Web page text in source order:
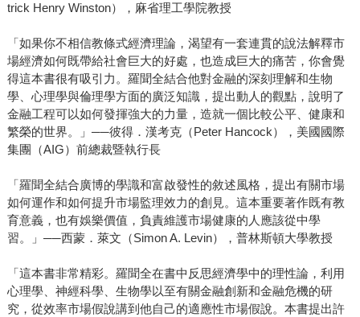
trick Henry Winston），麻省理工學院教授
「如果你不相信教條式經濟理論，渴望有一套連貫的說法解釋市
場經濟如何既帶給社會巨大的好處，也造成巨大的痛苦，你會覺
得這本書很有吸引力。羅聞全結合他對金融的深刻理解和生物
學、心理學與倫理學方面的廣泛知識，提出動人的觀點，說明了
金融工程可以如何發揮強大的力量，造就一個比較公平、健康和
繁榮的世界。」──彼得．漢考克（Peter Hancock），美國國際
集團（AIG）前總裁暨執行長
「羅聞全結合廣博的學識和富啟發性的敘述風格，提出有關市場
如何運作和如何提升市場監理效力的創見。這本重要著作既有教
育意義，也有娛樂價值，負責維護市場健康的人應該從中學
習。」──西蒙．萊文（Simon A. Levin），普林斯頓大學教授
「這本書非常精彩。羅聞全在書中反思經濟學中的理性論，利用
心理學、神經科學、生物學以至有關金融創新和金融危機的研
究，從效率市場假說講到他自己的適應性市場假說。本書提出許